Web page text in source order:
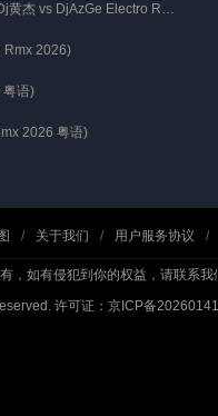
邵金刚 - 拿什么记念这耗尽真心的几年(杭州Dj黄杰 vs DjAzGe Electro Rmx 2026)
Rmx 2026)
粤语)
2026 粤语)
/ 关于我们 / 用户服务协议 /
，如有侵犯到你的权益，请联系我
许可证：京ICP备